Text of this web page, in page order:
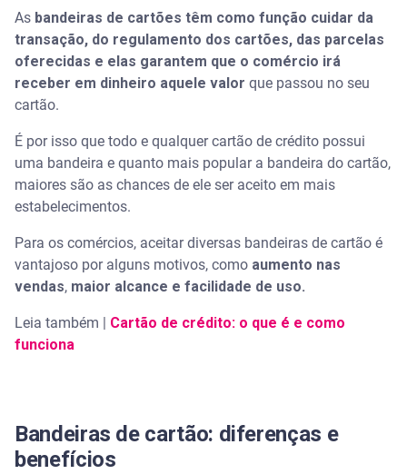
As bandeiras de cartões têm como função cuidar da
transação, do regulamento dos cartões, das parcelas
oferecidas e elas garantem que o comércio irá
receber em dinheiro aquele valor que passou no seu
cartão.
É por isso que todo e qualquer cartão de crédito possui
uma bandeira e quanto mais popular a bandeira do cartão,
maiores são as chances de ele ser aceito em mais
estabelecimentos.
Para os comércios, aceitar diversas bandeiras de cartão é
vantajoso por alguns motivos, como aumento nas
vendas, maior alcance e facilidade de uso.
Leia também | Cartão de crédito: o que é e como
funciona
Bandeiras de cartão: diferenças e
benefícios